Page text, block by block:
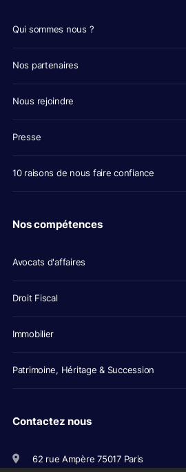
Qui sommes nous ?
Nos partenaires
Nous rejoindre
Presse
10 raisons de nous faire confiance
Nos compétences
Avocats d'affaires
Droit Fiscal
Immobilier
Patrimoine, Héritage & Succession
Contactez nous
62 rue Ampère 75017 Paris